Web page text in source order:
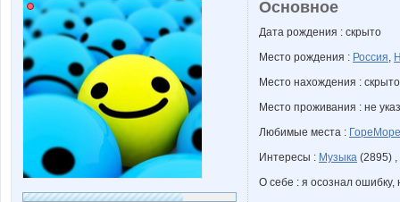
Основное
Дата рождения : скрыто
Место рождения : Россия,
Место нахождения : скрыто
Место проживания : не
Любимые места : ГореМоре
Интересы : Музыка (2895) ,
О себе : я осознал ошибку,